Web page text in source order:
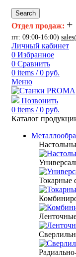
Search
Отдел продаж: +
пт: 09:00-16:00)
Личный кабинет
0 Избранное
0 Сравнить
0 items / 0 руб.
Меню
Позвонить
0 items / 0 руб.
Каталог
Токарные